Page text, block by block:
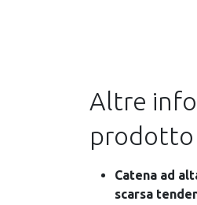
Altre
prodotto
Catena ad
scarsa